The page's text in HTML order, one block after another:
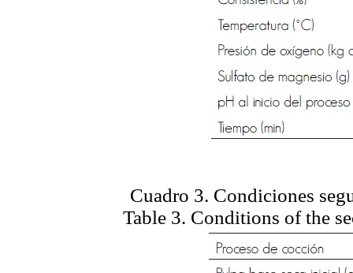
Cuadro 3. Condiciones
Table 3. Conditions of the